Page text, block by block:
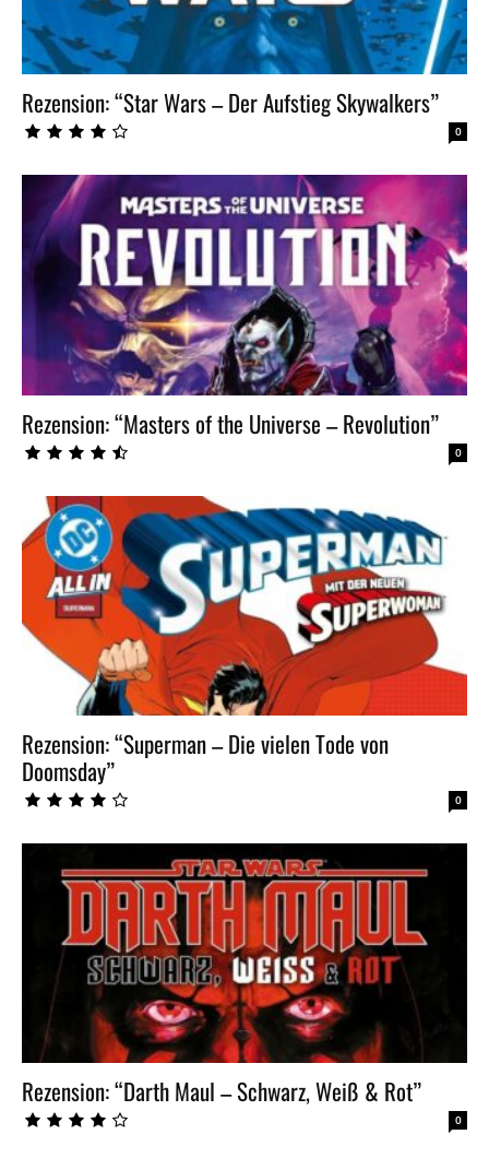
Rezension: “Star Wars – Der Aufstieg Skywalkers”
0
Rezension: “Masters of the Universe – Revolution”
0
Rezension: “Superman – Die vielen Tode von
Doomsday”
0
Rezension: “Darth Maul – Schwarz, Weiß & Rot”
0